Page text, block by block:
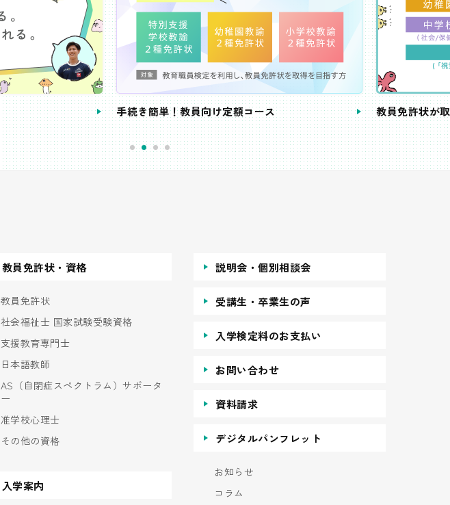
手続き簡単！教員向け定額コース 教員免許状が
教員免許状・資格
教員免許状
社会福祉士 国家試験受験資格
支援教育専門士
日本語教師
AS（自閉症スペクトラム）サポータ
ー
准学校心理士
その他の資格
入学案内
説明会・個別相談会
受講生・卒業生の声
入学検定料のお支払い
お問い合わせ
資料請求
デジタルパンフレット
お知らせ
コラム